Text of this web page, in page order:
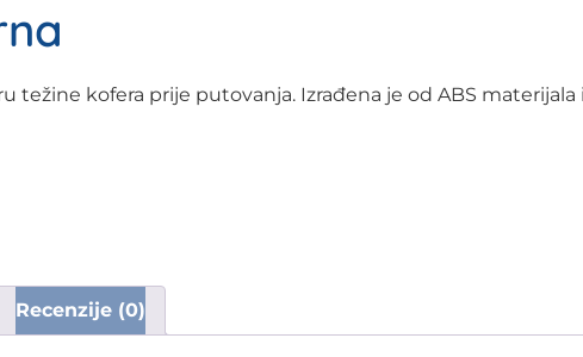
kofera prije putovanja. Izrađena je od ABS materijala
Recenzije (0)